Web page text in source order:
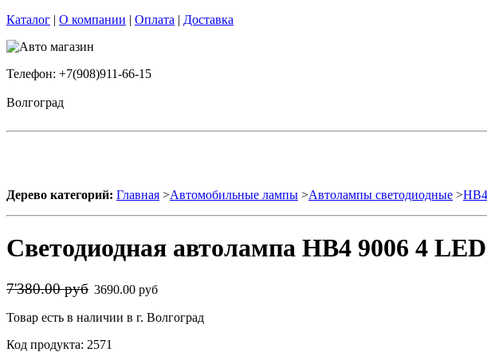
Каталог | О компании | Оплата | Доставка
Телефон: +7(908)911-66-15
Волгоград
Дерево категорий: Главная >Автомобильные лампы >Автолампы светодиодные >
Светодиодная автолампа HB4 9006 4
7'380.00 руб 3690.00 руб
Товар есть в наличии в г. Волгоград
Код продукта: 2571